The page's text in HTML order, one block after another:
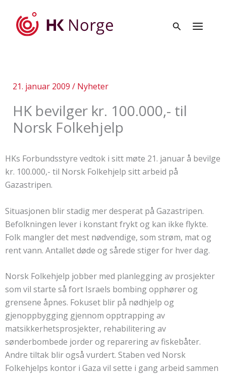
21. januar 2009 / Nyheter
HK bevilger kr. 100.000,- til
Norsk Folkehjelp
HKs Forbundsstyre vedtok i sitt møte 21. januar å bevilge
kr. 100.000,- til Norsk Folkehjelp sitt arbeid på
Gazastripen.
Situasjonen blir stadig mer desperat på Gazastripen.
Befolkningen lever i konstant frykt og kan ikke flykte.
Folk mangler det mest nødvendige, som strøm, mat og
rent vann. Antallet døde og sårede stiger for hver dag.
Norsk Folkehjelp jobber med planlegging av prosjekter
som vil starte så fort Israels bombing opphører og
grensene åpnes. Fokuset blir på nødhjelp og
gjenoppbygging gjennom opptrapping av
matsikkerhetsprosjekter, rehabilitering av
sønderbombede jorder og reparering av fiskebåter.
Andre tiltak blir også vurdert. Staben ved Norsk
Folkehjelps kontor i Gaza vil sette i gang arbeid sammen